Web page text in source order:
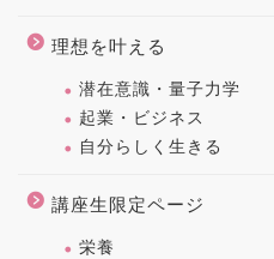
理想を叶える
潜在意識・量子力学
起業・ビジネス
自分らしく生きる
講座生限定ページ
栄養